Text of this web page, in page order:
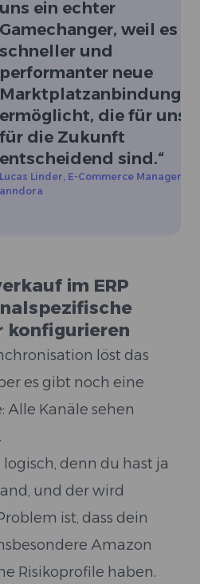
uns ein echter
Gamechanger, weil es
schneller und
performanter neue
Marktplatzanbindungen
ermöglicht, die für uns
für die Zukunft
entscheidend sind.“
Lucas Linder, E-Commerce Manager bei
anndora
im ERP
konfigurieren
löst das
es gibt noch eine
Alle Kanäle sehen
denn du hast ja
und der wird
ist, dass dein
Amazon
Risikoprofile haben.